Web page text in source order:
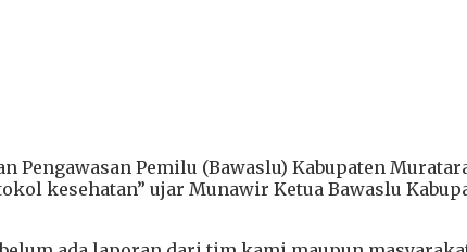
Pengawasan Pemilu (Bawaslu) Kabupaten
kesehatan” ujar Munawir Ketua Bawaslu